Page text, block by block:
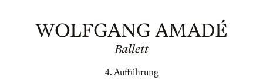
WOLFGANG AMADÉ
Ballett
4. Aufführung